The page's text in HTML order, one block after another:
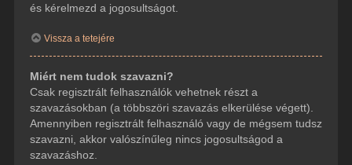
és kérelmezd a jogosultságot.
Vissza a tetejére
Miért nem tudok szavazni?
Csak regisztrált felhasználók vehetnek részt a
szavazásokban (a többszöri szavazás elkerülése végett).
Amennyiben regisztrált felhasználó vagy de mégsem tudsz
szavazni, akkor valószínűleg nincs jogosultságod a
szavazáshoz.